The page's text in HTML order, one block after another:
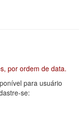
por ordem de data.
para usuário
se: